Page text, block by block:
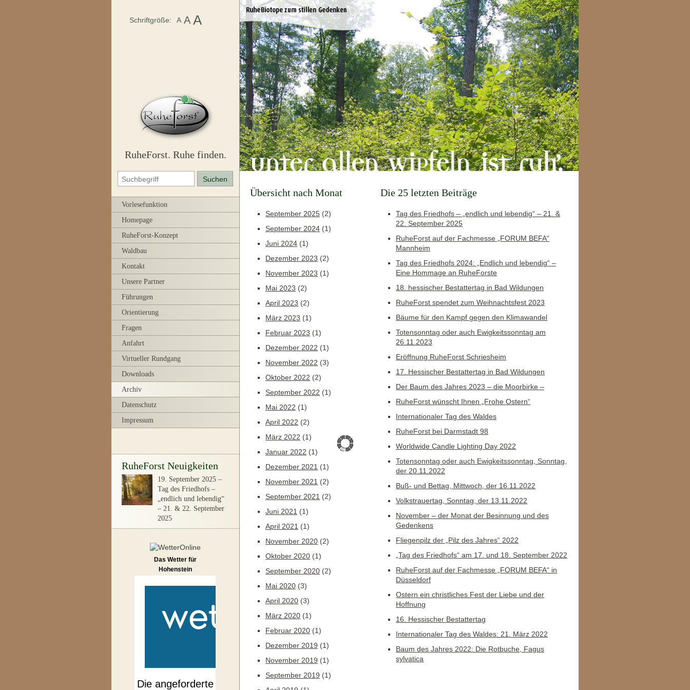
RuheForst. Ruhe finden.
Vorlesefunktion
Homepage
RuheForst-Konzept
Waldbau
Kontakt
Unsere Partner
Führungen
Orientierung
Fragen
Anfahrt
Virtueller Rundgang
Downloads
Archiv
Datenschutz
Impressum
RuheForst Neuigkeiten
19. September 2025 –
Tag des Friedhofs –
„endlich und lebendig“
– 21. & 22. September
2025
Schriftgröße: A A A
Das Wetter für
Hohenstein
Übersicht nach Monat
September 2025 (2)
September 2024 (1)
Juni 2024 (1)
Dezember 2023 (2)
November 2023 (1)
Mai 2023 (2)
April 2023 (2)
März 2023 (1)
Februar 2023 (1)
Dezember 2022 (1)
November 2022 (3)
Oktober 2022 (2)
September 2022 (1)
Mai 2022 (1)
April 2022 (2)
März 2022 (1)
Januar 2022 (1)
Dezember 2021 (1)
November 2021 (2)
September 2021 (2)
Juni 2021 (1)
April 2021 (1)
November 2020 (2)
Oktober 2020 (1)
September 2020 (2)
Mai 2020 (3)
April 2020 (3)
März 2020 (1)
Februar 2020 (1)
Dezember 2019 (1)
November 2019 (1)
September 2019 (1)
Die 25 letzten Beiträge
Tag des Friedhofs – „endlich und lebendig“ – 21. &
22. September 2025
RuheForst auf der Fachmesse „FORUM BEFA“
Mannheim
Tag des Friedhofs 2024: „Endlich und lebendig“ –
Eine Hommage an RuheForste
18. hessischer Bestattertag in Bad Wildungen
RuheForst spendet zum Weihnachtsfest 2023
Bäume für den Kampf gegen den Klimawandel
Totensonntag oder auch Ewigkeitssonntag am
26.11.2023
Eröffnung RuheForst Schriesheim
17. Hessischer Bestattertag in Bad Wildungen
Der Baum des Jahres 2023 – die Moorbirke –
RuheForst wünscht Ihnen „Frohe Ostern“
Internationaler Tag des Waldes
RuheForst bei Darmstadt 98
Worldwide Candle Lighting Day 2022
Totensonntag oder auch Ewigkeitssonntag, Sonntag,
der 20.11.2022
Buß- und Bettag, Mittwoch, der 16.11.2022
Volkstrauertag, Sonntag, der 13.11.2022
November – der Monat der Besinnung und des
Gedenkens
Fliegenpilz der „Pilz des Jahres“ 2022
„Tag des Friedhofs“ am 17. und 18. September 2022
RuheForst auf der Fachmesse „FORUM BEFA“ in
Düsseldorf
Ostern ein christliches Fest der Liebe und der
Hoffnung
16. Hessischer Bestattertag
Internationaler Tag des Waldes: 21. März 2022
Baum des Jahres 2022: Die Rotbuche, Fagus
sylvatica